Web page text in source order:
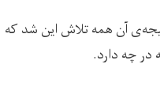
آن همه تلاش این شد که
چه دارد.